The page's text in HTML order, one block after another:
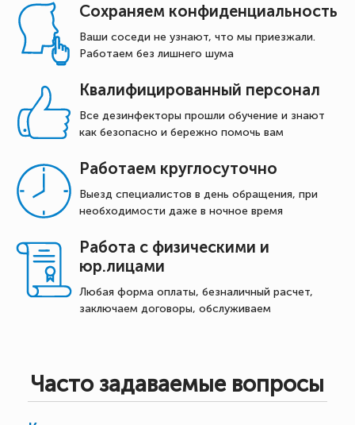
Сохраняем конфиденциальность
Ваши соседи не узнают, что мы приезжали.
Работаем без лишнего шума
Квалифицированный персонал
Все дезинфекторы прошли обучение и знают
как безопасно и бережно помочь вам
Работаем круглосуточно
Выезд специалистов в день обращения, при
необходимости даже в ночное время
Работа с физическими и
юр.лицами
Любая форма оплаты, безналичный расчет,
заключаем договоры, обслуживаем
Часто задаваемые вопросы